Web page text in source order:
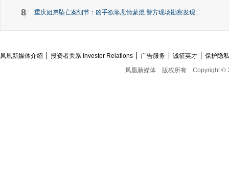
8 重庆姐弟坠亡案细节：凶手欲靠悲情蒙混 警方现场勘察发现...
凤凰新媒体介绍 投资者关系 Investor Relations 广告服务 诚征英才
保护隐
凤凰新媒体
版权所有 Copyright ©